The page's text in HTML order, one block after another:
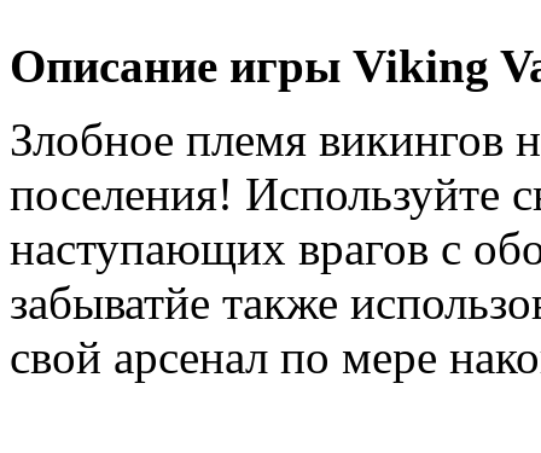
Описание игры Viking
Злобное племя викингов
поселения! Используйте
наступающих врагов с
забыватйе также
свой арсенал по мере